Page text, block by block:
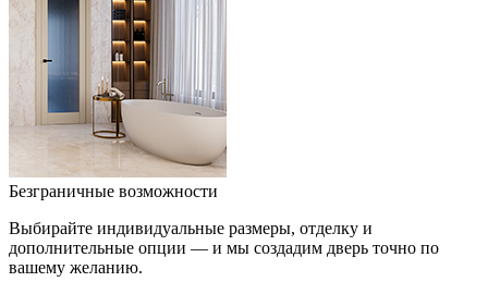
Безграничные возможности
Выбирайте индивидуальные размеры, отделку и
дополнительные опции — и мы создадим дверь точно по
вашему желанию.